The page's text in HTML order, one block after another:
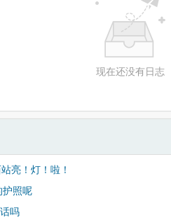
现在还没有日志
亮！灯！啦！
护照呢
吗